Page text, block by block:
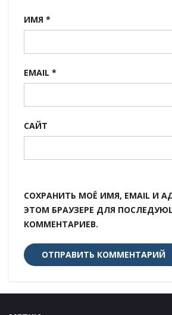
ИМЯ *
EMAIL *
САЙТ
СОХРАНИТЬ МОЁ ИМЯ, EMAIL И
ЭТОМ БРАУЗЕРЕ ДЛЯ
КОММЕНТАРИЕВ.